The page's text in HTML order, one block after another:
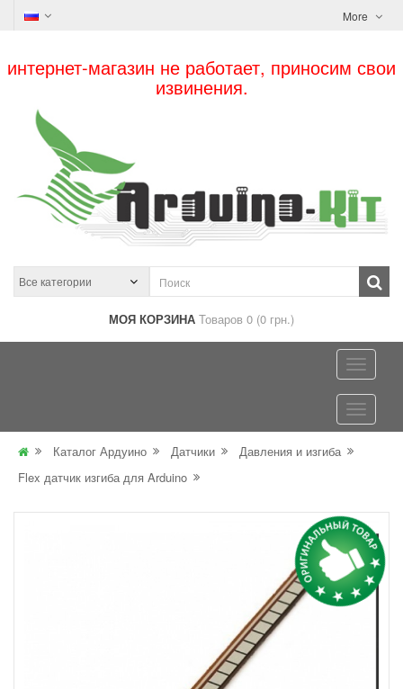
More
интернет-магазин не работает, приносим свои
извинения.
МОЯ КОРЗИНА Товаров 0 (0 грн.)
Каталог Ардуино Датчики
Давления и изгиба
Flex датчик изгиба для Arduino